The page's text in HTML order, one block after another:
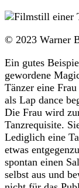
© 2023 Warner
Ein gutes
gewordene
Tänzer eine
als Lap dance
Die Frau wird
Tanzrequisite.
Lediglich eine
etwas
spontan einen
selbst aus und